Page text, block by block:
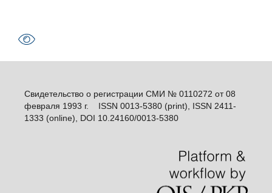
Свидетельство о регистрации СМИ № 0110272 от 08
февраля 1993 г. ISSN 0013-5380 (print), ISSN 2411-
1333 (online), DOI 10.24160/0013-5380